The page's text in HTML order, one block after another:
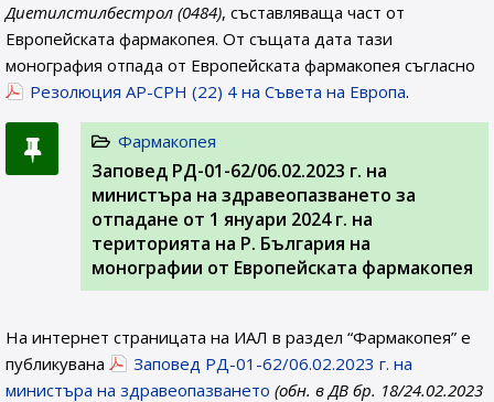
Диетилстилбестрол (0484), съставляваща част от
Европейската фармакопея. От същата дата тази
монография отпада от Европейската фармакопея съгласно
Резолюция AP-CPH (22) 4 на Съвета на Европа.
Фармакопея
Заповед РД-01-62/06.02.2023 г. на
министъра на здравеопазването за
отпадане от 1 януари 2024 г. на
територията на Р. България на
монографии от Европейската фармакопея
На интернет страницата на ИАЛ в раздел “Фармакопея” е
публикувана
Заповед РД-01-62/06.02.2023 г. на
министъра на здравеопазването (обн. в ДВ бр. 18/24.02.2023